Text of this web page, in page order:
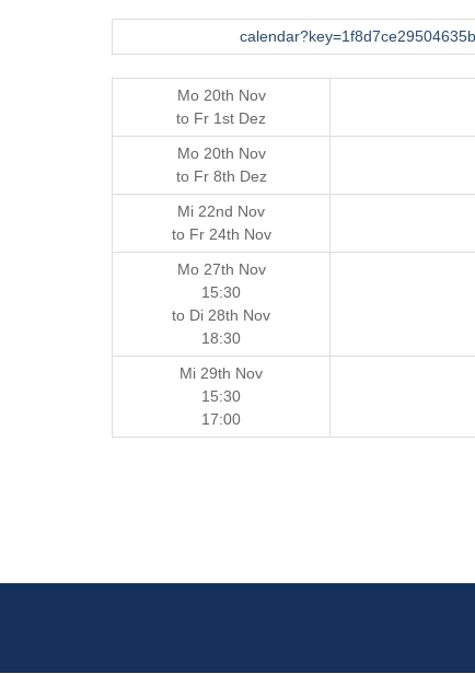
Mo 20th Nov
to Fr 1st Dez
Mo 20th Nov
to Fr 8th Dez
Mi 22nd Nov
to Fr 24th Nov
Mo 27th Nov
15:30
to Di 28th Nov
18:30
Mi 29th Nov
15:30
17:00